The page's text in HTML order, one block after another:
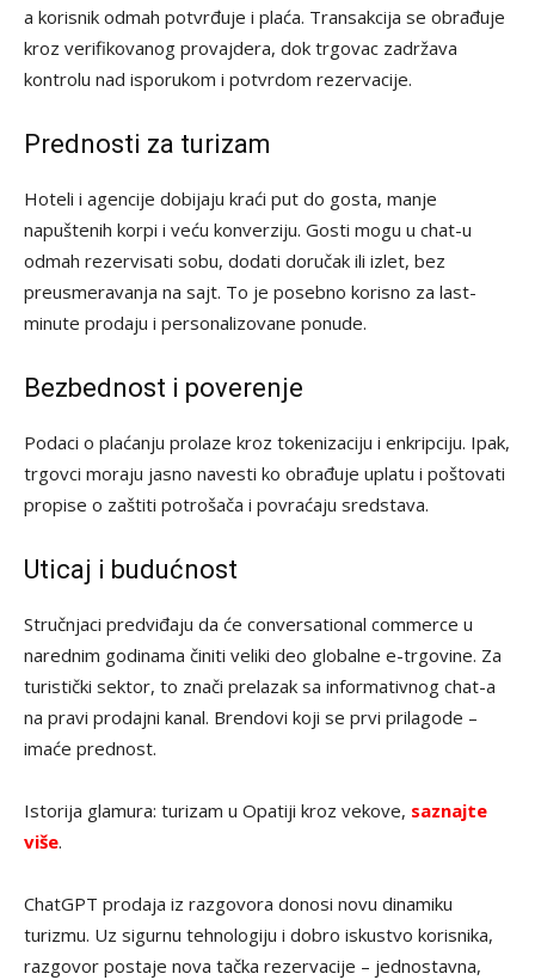
a korisnik odmah potvrđuje i plaća. Transakcija se obrađuje
kroz verifikovanog provajdera, dok trgovac zadržava
kontrolu nad isporukom i potvrdom rezervacije.
Prednosti za turizam
Hoteli i agencije dobijaju kraći put do gosta, manje
napuštenih korpi i veću konverziju. Gosti mogu u chat-u
odmah rezervisati sobu, dodati doručak ili izlet, bez
preusmeravanja na sajt. To je posebno korisno za last-
minute prodaju i personalizovane ponude.
Bezbednost i poverenje
Podaci o plaćanju prolaze kroz tokenizaciju i enkripciju. Ipak,
trgovci moraju jasno navesti ko obrađuje uplatu i poštovati
propise o zaštiti potrošača i povraćaju sredstava.
Uticaj i budućnost
Stručnjaci predviđaju da će conversational commerce u
narednim godinama činiti veliki deo globalne e-trgovine. Za
turistički sektor, to znači prelazak sa informativnog chat-a
na pravi prodajni kanal. Brendovi koji se prvi prilagode –
imaće prednost.
Istorija glamura: turizam u Opatiji kroz vekove, saznajte
više.
ChatGPT prodaja iz razgovora donosi novu dinamiku
turizmu. Uz sigurnu tehnologiju i dobro iskustvo korisnika,
razgovor postaje nova tačka rezervacije – jednostavna,